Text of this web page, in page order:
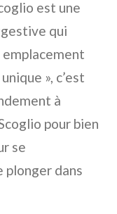
est une
qui
», c’est
à
pour bien
se
plonger dans